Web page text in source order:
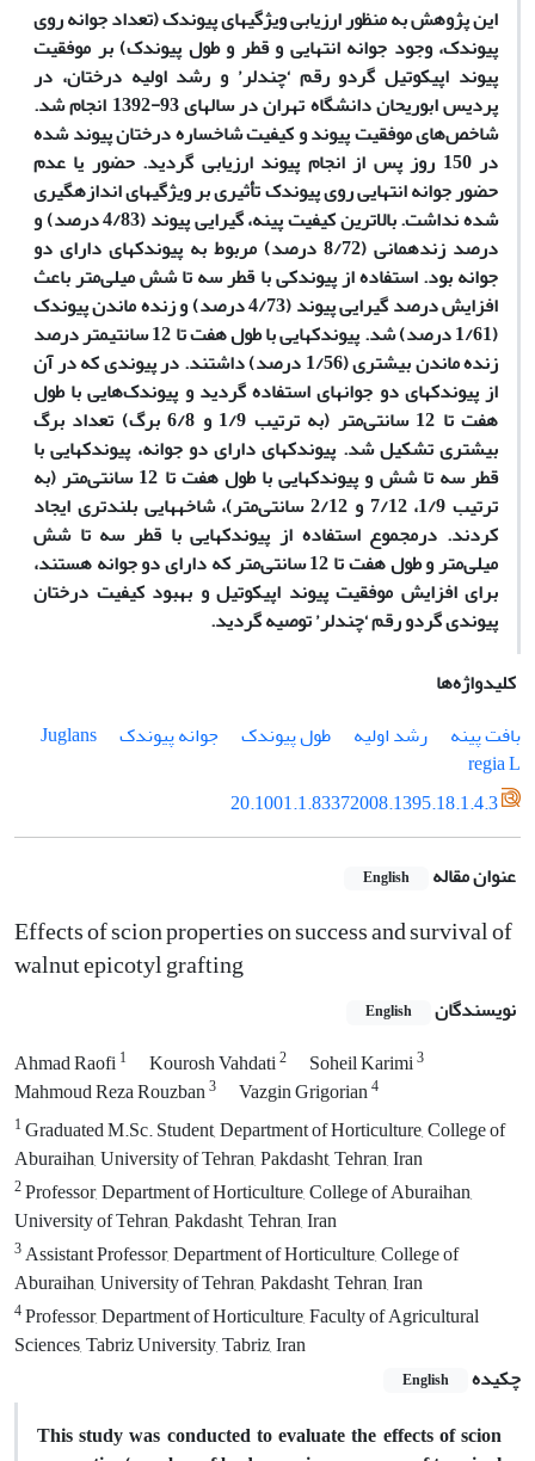
این پژوهش به منظور ارزیابی ویژگی­های پیوندک (تعداد جوانه روی
پیوندک، وجود جوانه انتهایی و قطر و طول پیوندک) بر موفقیت
پیوند اپیکوتیل گردو رقم ‘چندلر’ و رشد اولیه درختان، در
پردیس ابوریحان دانشگاه تهران در سال­های 93-1392 انجام شد.
شاخص‌های موفقیت پیوند و کیفیت شاخساره درختان پیوند شده
در 150 روز پس از انجام پیوند ارزیابی گردید. حضور یا عدم
حضور جوانه انتهایی روی پیوندک تأثیری بر ویژگی­های اندازه­گیری
شده نداشت. بالاترین کیفیت پینه، گیرایی پیوند (4/83 درصد) و
درصد زنده­مانی (8/72 درصد) مربوط به پیوندک­های دارای دو
جوانه بود. استفاده از پیوندکی با قطر سه تا شش میلی‌متر باعث
افزایش درصد گیرایی پیوند (4/73 درصد) و زنده ماندن پیوندک
(1/61 درصد) شد. پیوندک­هایی با طول هفت تا 12 سانتی­متر درصد
زنده­ ماندن بیشتری (1/56 درصد) داشتند. در پیوندی که در آن
از پیوندک­های دو جوانه­ای استفاده گردید و پیوندک‌هایی با طول
هفت تا 12 سانتی‌متر (به ترتیب 1/9 و 6/8 برگ) تعداد برگ
بیشتری تشکیل شد. پیوندک­های دارای دو جوانه، پیوندک­هایی با
قطر سه تا شش و پیوندک­هایی با طول هفت تا 12 سانتی‌متر (به
ترتیب 1/9، 7/12 و 2/12 سانتی‌متر)، شاخه­هایی بلندتری ایجاد
کردند. درمجموع استفاده از پیوندک­هایی با قطر سه تا شش
میلی‌متر و طول هفت تا 12 سانتی‌متر که دارای دو جوانه هستند،
برای افزایش موفقیت پیوند اپیکوتیل و بهبود کیفیت درختان
پیوندی گردو رقم ‘چندلر’ توصیه گردید.
کلیدواژه‌ها
بافت پینه
رشد اولیه طول پیوندک جوانه پیوندک
Juglans
regia L
20.1001.1.83372008.1395.18.1.4.3
عنوان مقاله English
Effects of scion properties on success and survival of
walnut epicotyl grafting
نویسندگان English
Ahmad Raofi1 Kourosh Vahdati2 Soheil Karimi3
Mahmoud Reza Rouzban3 Vazgin Grigorian4
1Graduated M.Sc. Student, Department of Horticulture, College of
Aburaihan, University of Tehran, Pakdasht, Tehran, Iran
2Professor, Department of Horticulture, College of Aburaihan,
University of Tehran, Pakdasht, Tehran, Iran
3Assistant Professor, Department of Horticulture, College of
Aburaihan, University of Tehran, Pakdasht, Tehran, Iran
4Professor, Department of Horticulture, Faculty of Agricultural
Sciences, Tabriz University, Tabriz, Iran
چکیده
English
This study was conducted to evaluate the effects of scion